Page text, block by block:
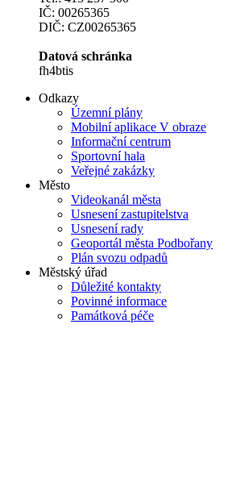
IČ: 00265365
DIČ: CZ00265365
Datová schránka
fh4btis
Odkazy
Územní plány
Mobilní aplikace V obraze
Informační centrum
Sportovní hala
Veřejné zakázky
Město
Videokanál města
Usnesení zastupitelstva
Usnesení rady
Geoportál města Podbořany
Plán svozu odpadů
Městský úřad
Důležité kontakty
Povinné informace
Památková péče